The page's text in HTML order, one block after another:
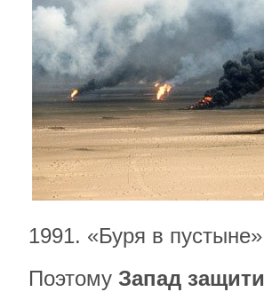
1991. «Буря в пустыне»
Поэтому Запад